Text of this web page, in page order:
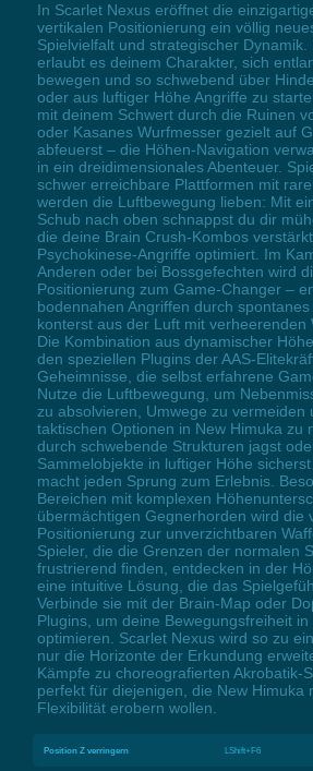
In Scarlet Nexus eröffnet die
vertikalen Positionierung ein völlig
Spielvielfalt und strategischer Dynamik.
erlaubt es deinem Charakter, sich
bewegen und so schwebend über
oder aus luftiger Höhe Angriffe zu
mit deinem Schwert durch die Ruinen
oder Kasanes Wurfmesser gezielt auf
abfeuerst – die Höhen-Navigation
in ein dreidimensionales Abenteuer.
schwer erreichbare Plattformen mit
werden die Luftbewegung lieben: Mit
Schub nach oben schnappst du dir
die deine Brain Crush-Kombos
Psychokinese-Angriffe optimiert. Im
Anderen oder bei Bossgefechten wird
Positionierung zum Game-Changer –
bodennahen Angriffen durch
konterst aus der Luft mit verheerenden
Die Kombination aus dynamischer
den speziellen Plugins der AAS-
Geheimnisse, die selbst erfahrene
Nutze die Luftbewegung, um
zu absolvieren, Umwege zu vermeiden
taktischen Optionen in New Himuka zu
durch schwebende Strukturen jagst
Sammelobjekte in luftiger Höhe
macht jeden Sprung zum Erlebnis.
Bereichen mit komplexen
übermächtigen Gegnerhorden wird die
Positionierung zur unverzichtbaren
Spieler, die die Grenzen der normalen
frustrierend finden, entdecken in der
eine intuitive Lösung, die das
Verbinde sie mit der Brain-Map oder
Plugins, um deine Bewegungsfreiheit
optimieren. Scarlet Nexus wird so zu
nur die Horizonte der Erkundung
Kämpfe zu choreografierten Akrobatik-
perfekt für diejenigen, die New Himuka
Flexibilität erobern wollen.
Position Z verringern LShift+F6